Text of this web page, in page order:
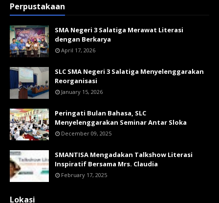
Perpustakaan
SMA Negeri 3 Salatiga Merawat Literasi
dengan Berkarya
April 17, 2026
SLC SMA Negeri 3 Salatiga Menyelenggarakan
Reorganisasi
January 15, 2026
Peringati Bulan Bahasa, SLC
Menyelenggarakan Seminar Antar Sloka
December 09, 2025
SMANTISA Mengadakan Talkshow Literasi
Inspiratif Bersama Mrs. Claudia
February 17, 2025
Lokasi